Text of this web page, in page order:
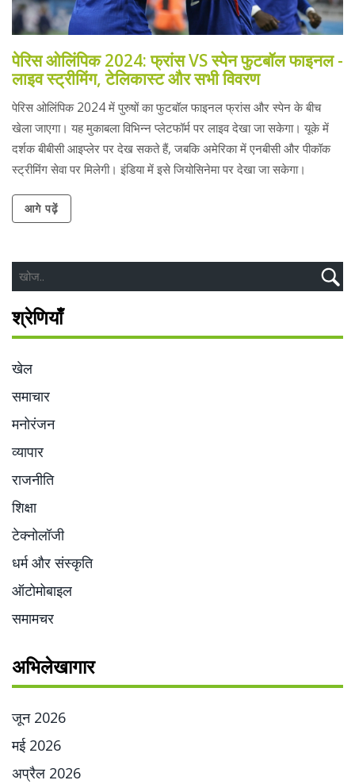
पेरिस ओलिंपिक 2024: फ्रांस VS स्पेन फुटबॉल फाइनल -
लाइव स्ट्रीमिंग, टेलिकास्ट और सभी विवरण
पेरिस ओलिंपिक 2024 में पुरुषों का फुटबॉल फाइनल फ्रांस और स्पेन के बीच
खेला जाएगा। यह मुकाबला विभिन्न प्लेटफॉर्म पर लाइव देखा जा सकेगा। यूके में
दर्शक बीबीसी आइप्लेर पर देख सकते हैं, जबकि अमेरिका में एनबीसी और पीकॉक
स्ट्रीमिंग सेवा पर मिलेगी। इंडिया में इसे जियोसिनेमा पर देखा जा सकेगा।
आगे पढ़ें
श्रेणियाँ
खेल
समाचार
मनोरंजन
व्यापार
राजनीति
शिक्षा
टेक्नोलॉजी
धर्म और संस्कृति
ऑटोमोबाइल
समामचर
अभिलेखागार
जून 2026
मई 2026
अप्रैल 2026